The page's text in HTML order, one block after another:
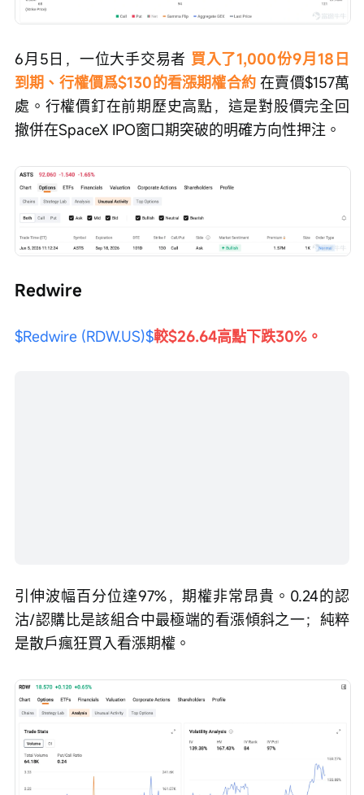
6月5日，一位大手交易者 買入了1,000份9月18日
到期、行權價爲$130的看漲期權合約 在賣價$157萬
處。行權價釘在前期歷史高點，這是對股價完全回
撤併在SpaceX IPO窗口期突破的明確方向性押注。
Redwire
$Redwire (RDW.US)$較$26.64高點下跌30%。
引伸波幅百分位達97%，期權非常昂貴。0.24的認
沽/認購比是該組合中最極端的看漲傾斜之一；純粹
是散戶瘋狂買入看漲期權。